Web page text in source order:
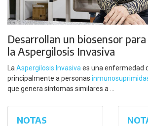
Desarrollan un biosensor
la Aspergilosis Invasiva
La Aspergilosis Invasiva es una enfermedad
principalmente a personas
que genera síntomas similares a ...
NOTAS